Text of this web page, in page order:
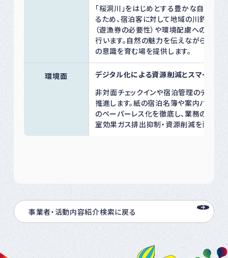
「桜洞川」をはじめとする豊かな自然環
るため、宿泊客に対して地域の川釣りル
（遊漁券の必要性）や環境配慮への啓発
行います。自然の魅力を伝えながら、環
の意識を育む場を提供します。
環境面
デジタル化による資源削減とスマートな
非対面チェックインや宿泊管理のデジタ
推進します。紙の宿泊名簿や案内パンフレ
のペーパーレス化を徹底し、業務の効率
室効果ガス排出抑制・資源削減を両立し
事業者・活動内容紹介検索に戻る